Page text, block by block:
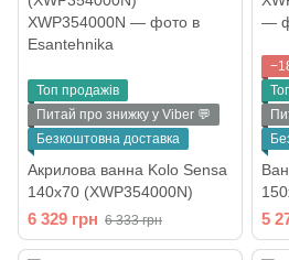
Топ продажів
Питай про знижку у Viber 💬
Безкоштовна доставка
Акрилова ванна Kolo Sensa
140x70 (XWP354000N)
6 329 грн 6 333 грн 5